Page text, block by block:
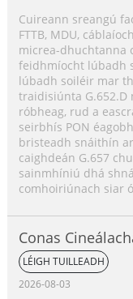
Cuireann sreangú
FTTB, MDU,
micrea-dhuchtanna
feidhmíocht lúbadh
lúbadh soiléir mar
traidisiúnta
róbheag, rud a
seirbhís PON
bristeadh snáithín
caighdeán G.657
sainmhíniú dhá
comhoiriúnach siar
Conas
Roghnú?
LÉIGH TUILLEADH
2026-08-03